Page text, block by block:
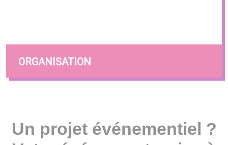
ORGANISATION
Un projet événementiel ?